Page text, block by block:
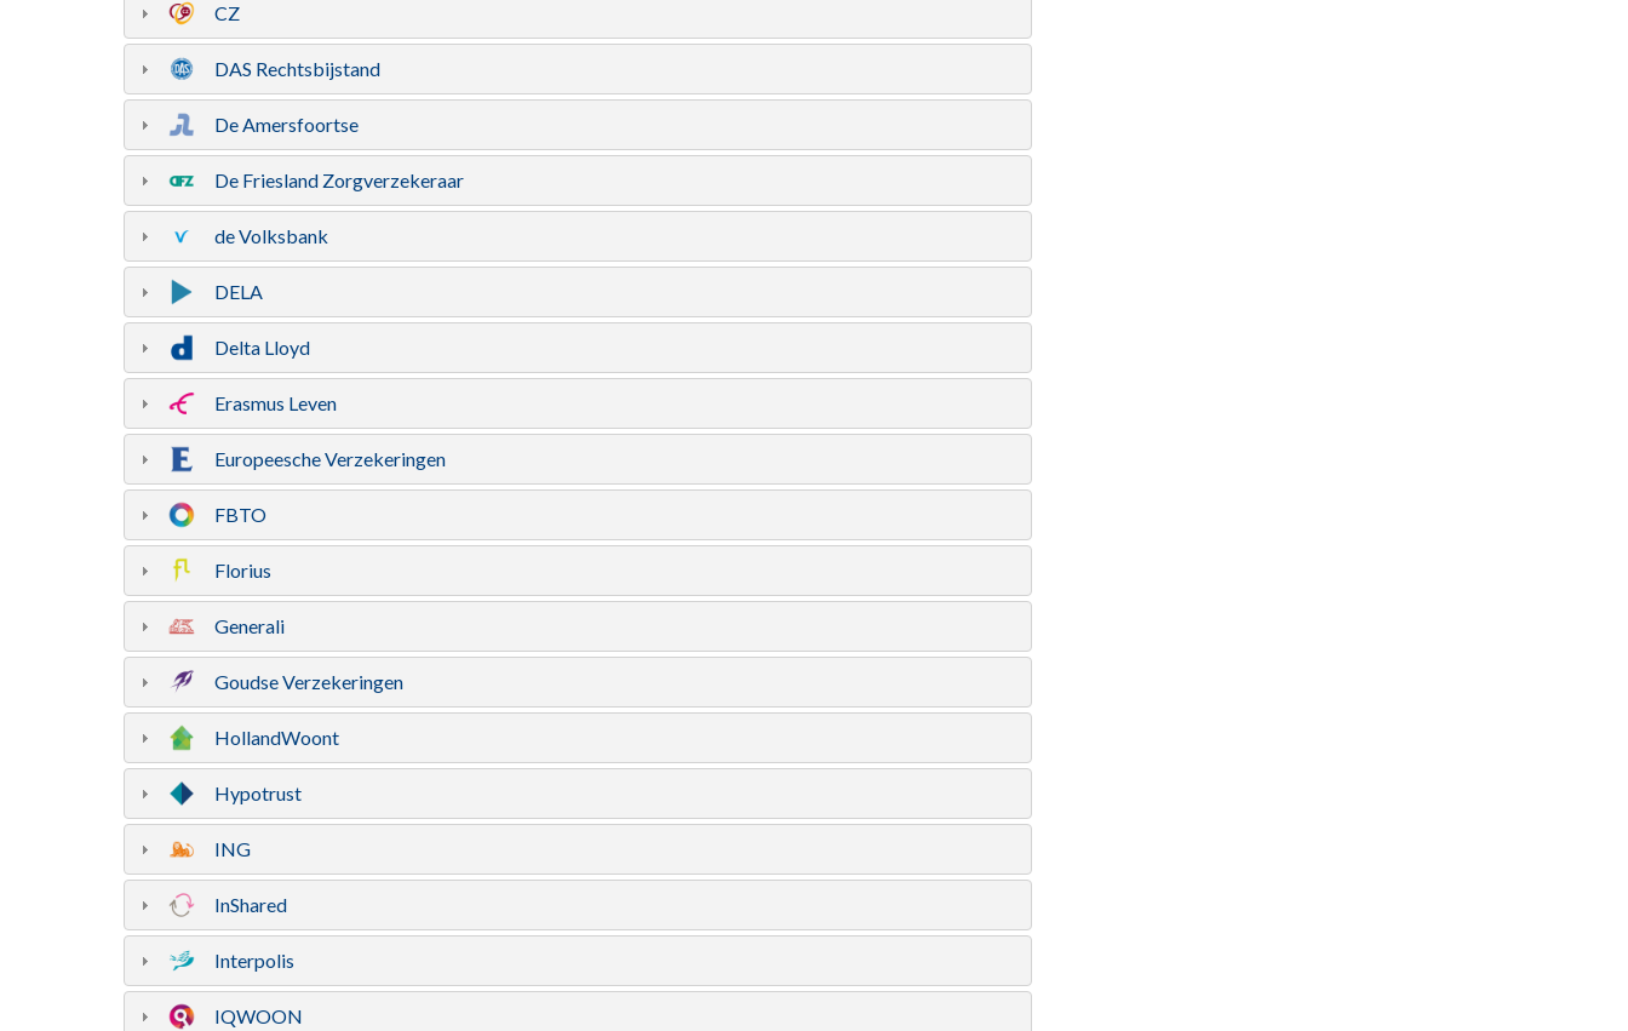
CZ
DAS Rechtsbijstand
De Amersfoortse
De Friesland Zorgverzekeraar
de Volksbank
DELA
Delta Lloyd
Erasmus Leven
Europeesche Verzekeringen
FBTO
Florius
Generali
Goudse Verzekeringen
HollandWoont
Hypotrust
ING
InShared
Interpolis
IQWOON